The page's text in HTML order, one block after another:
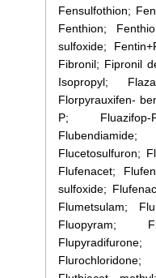
Fensulfothion;
Fenthion;
sulfoxide;
Fibronil; Fipronil
Isopropyl;
Florpyrauxifen-
P; Fluazifop-
Flucetosulfuron;
Flufenacet;
sulfoxide;
Flumetsulam;
Fluopyram;
Flurochloridone;